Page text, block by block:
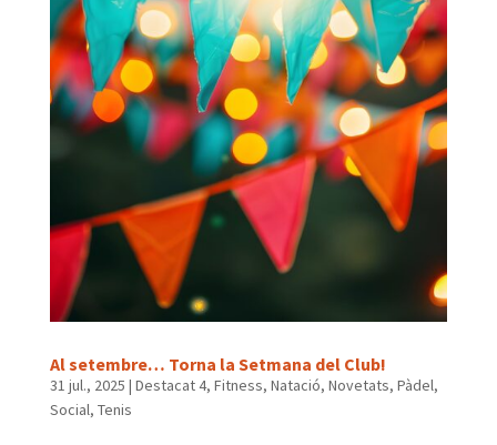
Al setembre… Torna la Setmana del Club!
31 jul., 2025 | Destacat 4, Fitness, Natació, Novetats, Pàdel,
Social, Tenis